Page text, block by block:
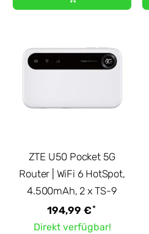
ZTE U50 Pocket 5G
Router | WiFi 6 HotSpot,
4.500mAh, 2 x TS-9
194,99 €*
Direkt verfügbar!